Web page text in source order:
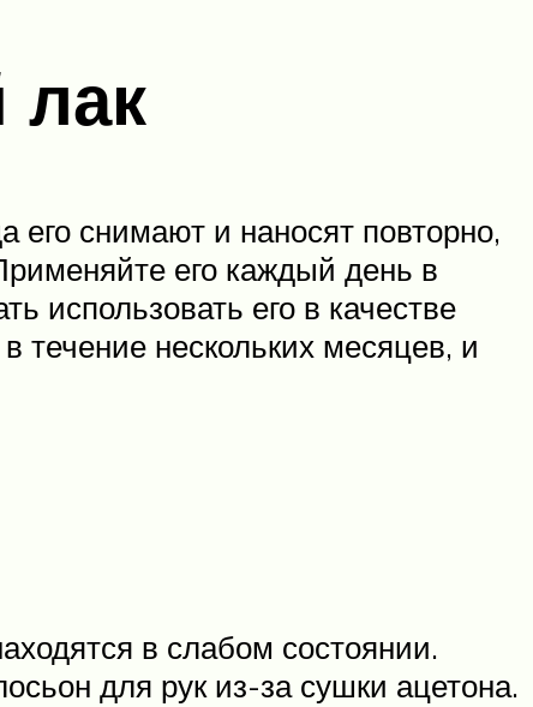
его снимают и наносят повторно,
его каждый день в
использовать его в качестве
течение нескольких месяцев, и
в слабом состоянии.
для рук из-за сушки ацетона.